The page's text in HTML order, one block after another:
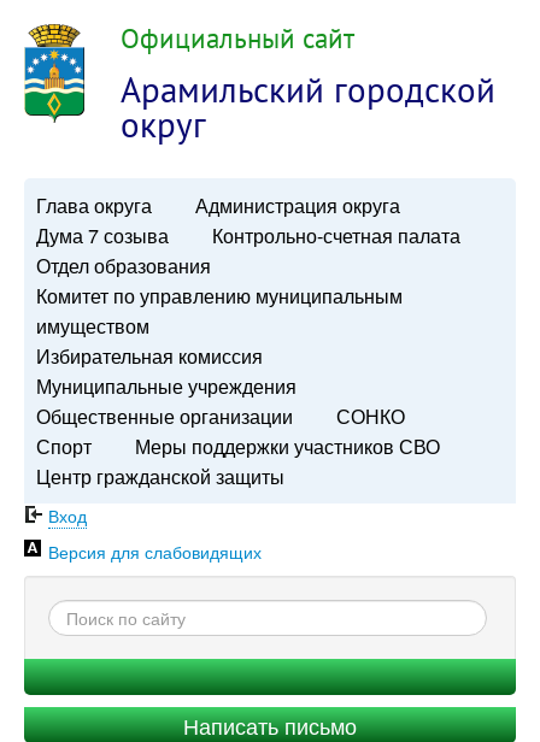
Официальный сайт
Арамильский городской
округ
Глава округа
Администрация округа
Дума 7 созыва
Контрольно-счетная палата
Отдел образования
Комитет по управлению муниципальным
имуществом
Избирательная комиссия
Муниципальные учреждения
Общественные организации
СОНКО
Спорт
Меры поддержки участников СВО
Центр гражданской защиты
Вход
Версия для слабовидящих
Написать письмо